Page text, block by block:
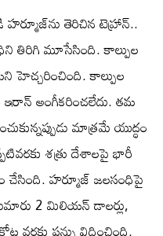
హర్మూజ్‌ను తెరిచిన టెహ్రాన్‌..
తిరిగి మూసేసింది. కాల్పుల
హెచ్చరించింది. కాల్పుల
అంగీకరించలేదు. తమ
మాత్రమే యుద్ధం
శత్రు దేశాలపై భారీ
చేసింది. హర్మూజ్‌ జలసంధిపై
2 మిలియన్ డాలర్లు,
వరకు పన్ను విధించింది.